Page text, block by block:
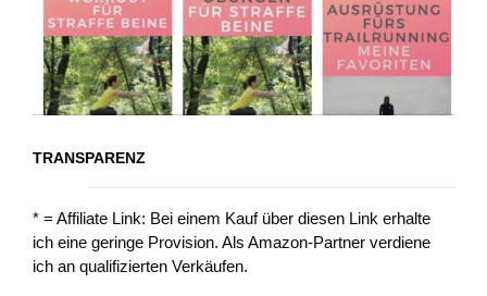
TRANSPARENZ
* = Affiliate Link: Bei einem Kauf über diesen Link erhalte
ich eine geringe Provision. Als Amazon-Partner verdiene
ich an qualifizierten Verkäufen.